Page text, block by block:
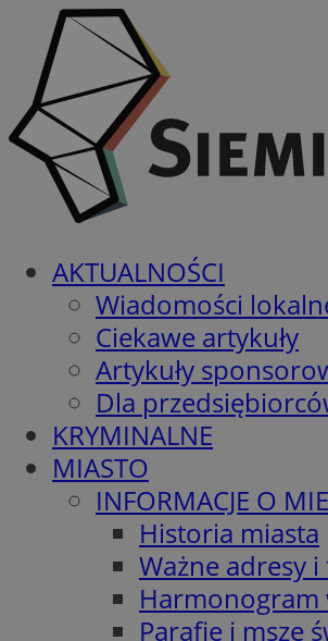
AKTUALNOŚCI
Wiadomości
Ciekawe artykuły
Artykuły
Dla
KRYMINALNE
MIASTO
INFORMACJE O
Historia miasta
Ważne adresy
Parafie i msze